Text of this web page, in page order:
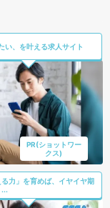
い、を叶える求人サイト
PR(ショットワー
クス)
る力」を育めば、イヤイヤ期
...